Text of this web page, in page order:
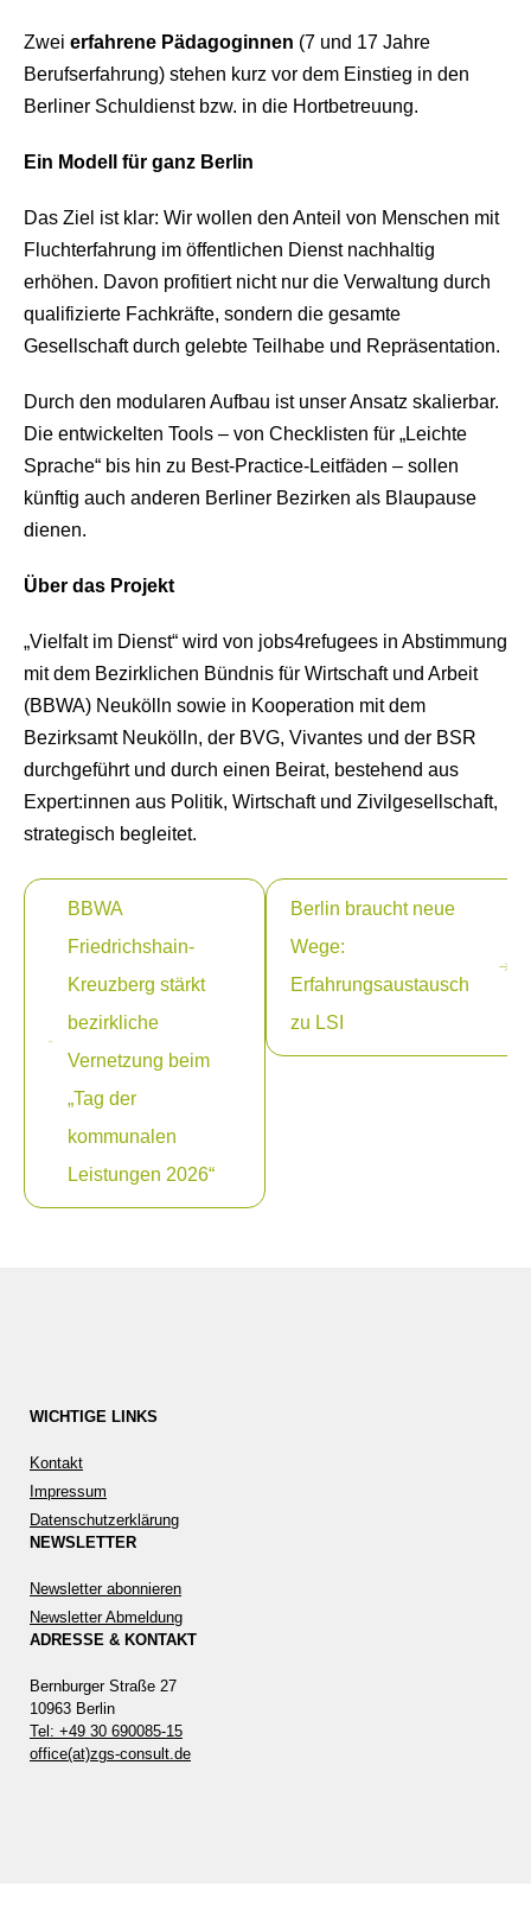
Zwei erfahrene Pädagoginnen (7 und 17 Jahre
Berufserfahrung) stehen kurz vor dem Einstieg in den
Berliner Schuldienst bzw. in die Hortbetreuung.
Ein Modell für ganz Berlin
Das Ziel ist klar: Wir wollen den Anteil von Menschen mit
Fluchterfahrung im öffentlichen Dienst nachhaltig
erhöhen. Davon profitiert nicht nur die Verwaltung durch
qualifizierte Fachkräfte, sondern die gesamte
Gesellschaft durch gelebte Teilhabe und Repräsentation.
Durch den modularen Aufbau ist unser Ansatz skalierbar.
Die entwickelten Tools – von Checklisten für „Leichte
Sprache“ bis hin zu Best‑Practice‑Leitfäden – sollen
künftig auch anderen Berliner Bezirken als Blaupause
dienen.
Über das Projekt
„Vielfalt im Dienst“ wird von jobs4refugees in Abstimmung
mit dem Bezirklichen Bündnis für Wirtschaft und Arbeit
(BBWA) Neukölln sowie in Kooperation mit dem
Bezirksamt Neukölln, der BVG, Vivantes und der BSR
durchgeführt und durch einen Beirat, bestehend aus
Expert:innen aus Politik, Wirtschaft und Zivilgesellschaft,
strategisch begleitet.
Beitragsnavigation
BBWA
Friedrichshain-
Kreuzberg stärkt
bezirkliche
Vernetzung beim
„Tag der
kommunalen
Leistungen 2026“
Berlin braucht neue
Wege:
Erfahrungsaustausch
zu LSI
WICHTIGE LINKS
Kontakt
Impressum
Datenschutzerklärung
NEWSLETTER
Newsletter abonnieren
Newsletter Abmeldung
ADRESSE & KONTAKT
Bernburger Straße 27
10963 Berlin
Tel: +49 30 690085-15
office(at)zgs-consult.de